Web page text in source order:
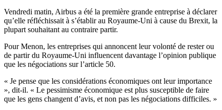
Vendredi matin, Airbus a été la première grande entreprise à déclarer
qu’elle réfléchissait à s’établir au Royaume-Uni à cause du Brexit, la
plupart souhaitant au contraire partir.
Pour Menon, les entreprises qui annoncent leur volonté de rester ou
de partir du Royaume-Uni influencent davantage l’opinion publique
que les négociations sur l’article 50.
« Je pense que les considérations économiques ont leur importance
», dit-il. « Le pessimisme économique est plus susceptible de faire
que les gens changent d’avis, et non pas les négociations difficiles. »